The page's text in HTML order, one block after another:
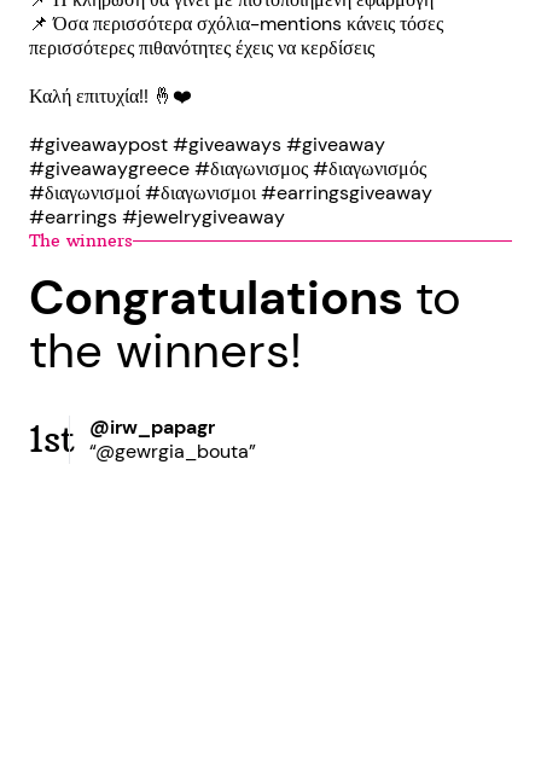
📌 Όσα περισσότερα σχόλια-mentions κάνεις τόσες
περισσότερες πιθανότητες έχεις να κερδίσεις
Καλή επιτυχία!! 🤞❤️
#giveawaypost #giveaways #giveaway
#giveawaygreece #διαγωνισμος #διαγωνισμός
#διαγωνισμοί #διαγωνισμοι #earringsgiveaway
#earrings #jewelrygiveaway
The winners
Congratulations to
the winners!
1st
@irw_papagr
“@gewrgia_bouta”